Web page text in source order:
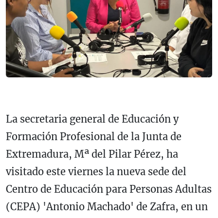
La secretaria general de Educación y
Formación Profesional de la Junta de
Extremadura, Mª del Pilar Pérez, ha
visitado este viernes la nueva sede del
Centro de Educación para Personas Adultas
(CEPA) 'Antonio Machado' de Zafra, en un